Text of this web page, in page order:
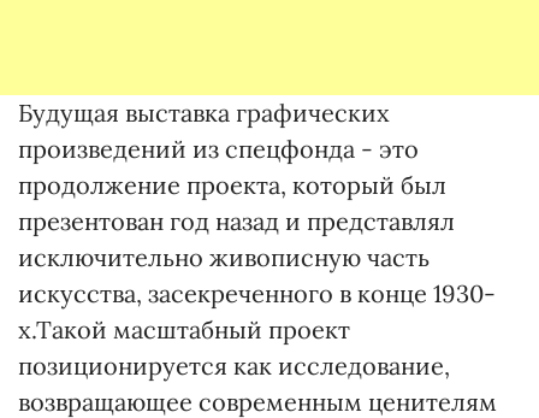
Будущая выставка графических
произведений из спецфонда - это
продолжение проекта, который был
презентован год назад и представлял
исключительно живописную часть
искусства, засекреченного в конце 1930-
х.Такой масштабный проект
позиционируется как исследование,
возвращающее современным ценителям